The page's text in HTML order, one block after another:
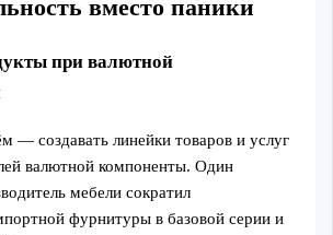
вместо паники
при валютной
— создавать линейки товаров и услуг
валютной компоненты. Один
мебели сократил
фурнитуры в базовой серии и